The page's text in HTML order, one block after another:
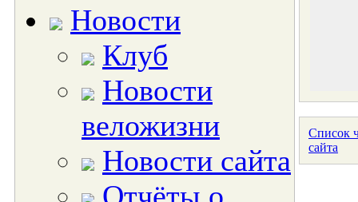
Новости
Клуб
Новости
веложизни
Новости сайта
Список
сайта